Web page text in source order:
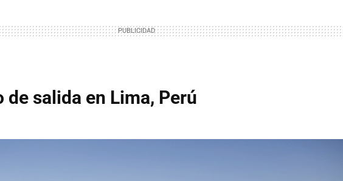
de salida en Lima, Perú